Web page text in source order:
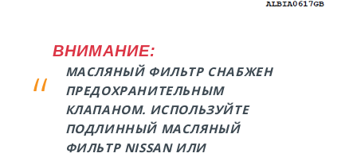
ВНИМАНИЕ:
МАСЛЯНЫЙ ФИЛЬТР СНАБЖЕН
ПРЕДОХРАНИТЕЛЬНЫМ
КЛАПАНОМ. ИСПОЛЬЗУЙТЕ
ПОДЛИННЫЙ МАСЛЯНЫЙ
ФИЛЬТР NISSAN ИЛИ